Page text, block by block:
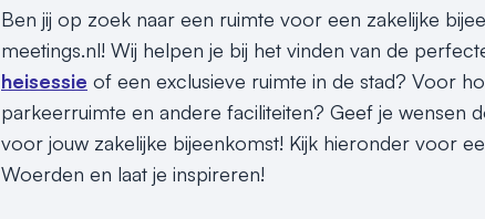
Ben jij op zoek naar een ruimte voor een zakelijke
meetings.nl! Wij helpen je bij het vinden van de
heisessie of een exclusieve ruimte in de stad? Voor
parkeerruimte en andere faciliteiten? Geef je wensen
voor jouw zakelijke bijeenkomst! Kijk hieronder voor
Woerden en laat je inspireren!